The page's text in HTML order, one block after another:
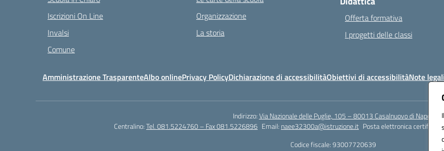
Iscrizioni On Line
Invalsi
Comune
Organizzazione
La storia
Offerta formativa
I progetti delle classi
Amministrazione TrasparenteAlbo onlinePrivacy PolicyDichiarazione di accessibilitàObiettivi di accessibilitàNote
Indirizzo:Via Nazionale delle Puglie, 105 – 80013 Casalnuovo di Napoli
Centralino:Tel. 081.5224760 – Fax 081.5226896 Email: naee32300a@istruzione.it Posta elettronica certificata
Codice fiscale: 93007720639